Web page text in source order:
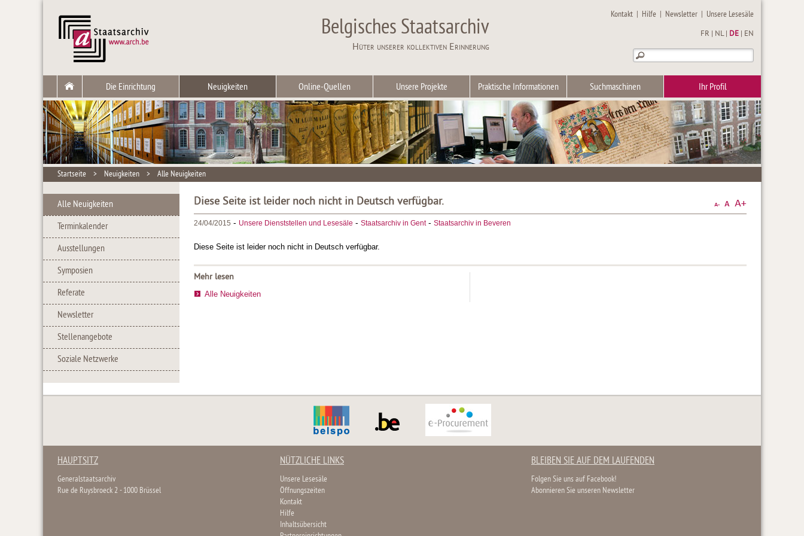
Belgisches Staatsarchiv
Hüter unserer kollektiven Erinnerung
Kontakt | Hilfe | Newsletter | Unsere Lesesäle
FR NL| DE EN
Die Einrichtung Neuigkeiten Online-Quellen Unsere Projekte Praktische Informationen Suchmaschinen Ihr Profil
Startseite > Neuigkeiten > Alle Neuigkeiten
Alle Neuigkeiten
Terminkalender
Ausstellungen
Symposien
Referate
Newsletter
Stellenangebote
Soziale Netzwerke
Diese Seite ist leider noch nicht in Deutsch verfügbar.
24/04/2015 - Unsere Dienststellen und Lesesäle - Staatsarchiv in Gent- Staatsarchiv in Beveren
Diese Seite ist leider noch nicht in Deutsch verfügbar.
Mehr lesen
Alle Neuigkeiten
HAUPTSITZ
Generalstaatsarchiv
Rue de Ruysbroeck 2 - 1000 Brüssel
NÜTZLICHE LINKS
Unsere Lesesäle
Öffnungszeiten
Kontakt
Hilfe
Inhaltsübersicht
BLEIBEN SIE AUF DEM LAUFENDEN
Folgen Sie uns auf Facebook!
Abonnieren Sie unseren Newsletter